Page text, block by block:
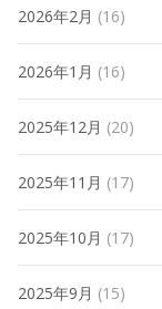
2026年2月 (16)
2026年1月 (16)
2025年12月 (20)
2025年11月 (17)
2025年10月 (17)
2025年9月 (15)